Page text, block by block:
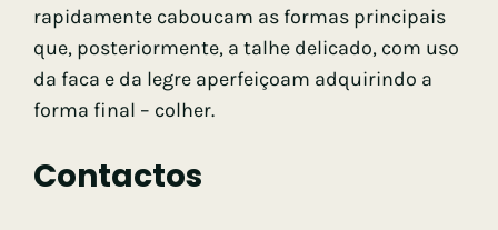
rapidamente caboucam as formas principais
que, posteriormente, a talhe delicado, com uso
da faca e da legre aperfeiçoam adquirindo a
forma final – colher.
Contactos